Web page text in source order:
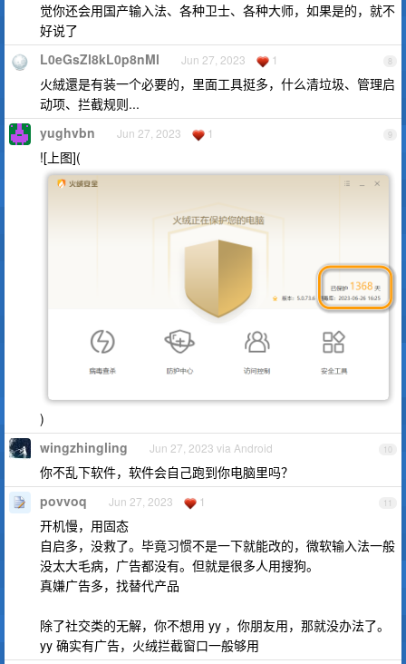
觉你还会用国产输入法、各种卫士、各种大师，如果是的，就不
好说了
8
L0eGsZl8kL0p8nMl Jun 27, 2023 1
火絨還是有装一个必要的，里面工具挺多，什么清垃圾、管理启
动项、拦截规则...
9
yughvbn Jun 27, 2023 1
![上图](
)
10
wingzhingling Jun 27, 2023 via Android
你不乱下软件，软件会自己跑到你电脑里吗？
11
povvoq Jun 27, 2023 1
开机慢，用固态
自启多，没救了。毕竟习惯不是一下就能改的，微软输入法一般
没太大毛病，广告都没有。但就是很多人用搜狗。
真嫌广告多，找替代产品
除了社交类的无解，你不想用 yy ，你朋友用，那就没办法了。
yy 确实有广告，火绒拦截窗口一般够用